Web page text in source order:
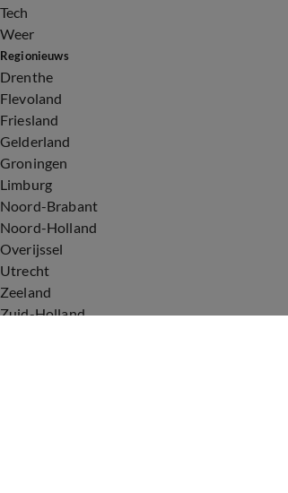
Tech
Weer
Regionieuws
Drenthe
Flevoland
Friesland
Gelderland
Groningen
Limburg
Noord-Brabant
Noord-Holland
Overijssel
Utrecht
Zeeland
Zuid-Holland